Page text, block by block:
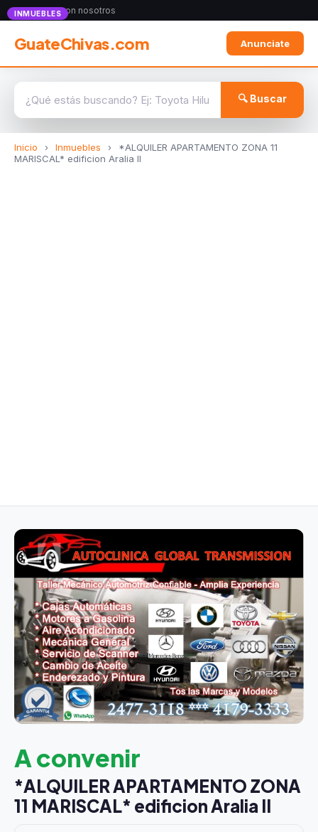
Anunciate con nosotros
GuateChivas.com Anunciate
🔍 Buscar
Inicio › Inmuebles ›
*ALQUILER APARTAMENTO ZONA 11
MARISCAL* edificion Aralia II
INMUEBLES
A convenir
*ALQUILER APARTAMENTO ZONA
11 MARISCAL* edificion Aralia II